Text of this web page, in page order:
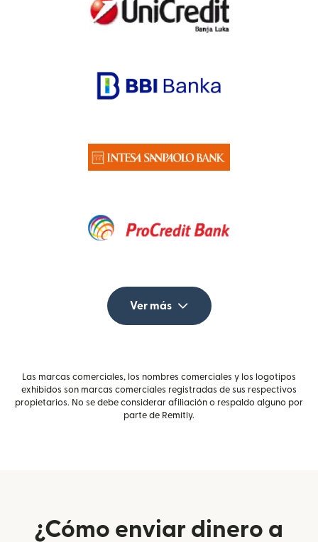
Ver más
Las marcas comerciales, los nombres comerciales y los logotipos
exhibidos son marcas comerciales registradas de sus respectivos
propietarios. No se debe considerar afiliación o respaldo alguno por
parte de Remitly.
¿Cómo enviar dinero a